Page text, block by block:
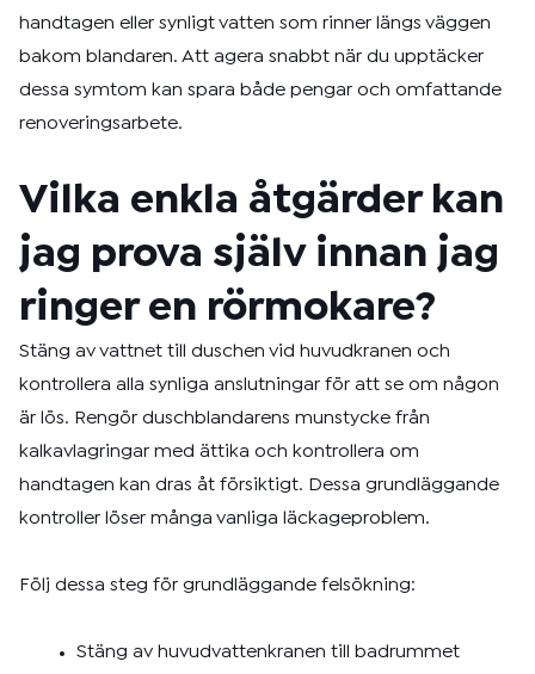
handtagen eller synligt vatten som rinner längs väggen
bakom blandaren. Att agera snabbt när du upptäcker
dessa symtom kan spara både pengar och omfattande
renoveringsarbete.
Vilka enkla åtgärder kan
jag prova själv innan jag
ringer en rörmokare?
Stäng av vattnet till duschen vid huvudkranen och
kontrollera alla synliga anslutningar för att se om någon
är lös. Rengör duschblandarens munstycke från
kalkavlagringar med ättika och kontrollera om
handtagen kan dras åt försiktigt. Dessa grundläggande
kontroller löser många vanliga läckageproblem.
Följ dessa steg för grundläggande felsökning:
Stäng av huvudvattenkranen till badrummet